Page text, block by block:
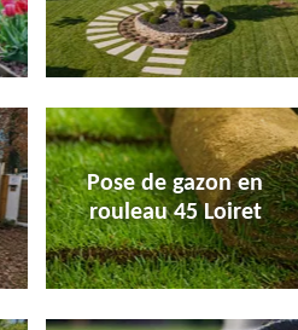
Pose de gazon en
rouleau 45 Loiret